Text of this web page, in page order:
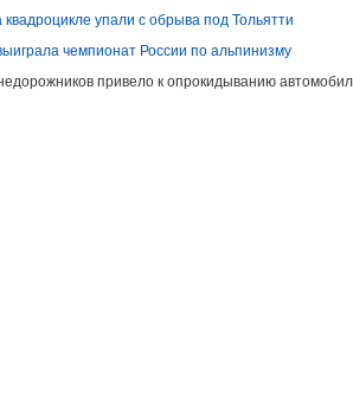
упали с обрыва под Тольятти
чемпионат России по альпинизму
привело к опрокидыванию